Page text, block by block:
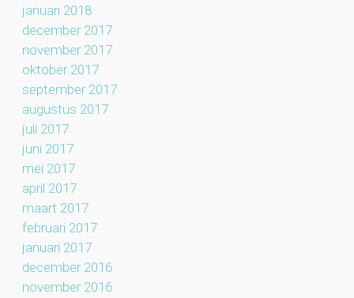
januari 2018
december 2017
november 2017
oktober 2017
september 2017
augustus 2017
juli 2017
juni 2017
mei 2017
april 2017
maart 2017
februari 2017
januari 2017
december 2016
november 2016